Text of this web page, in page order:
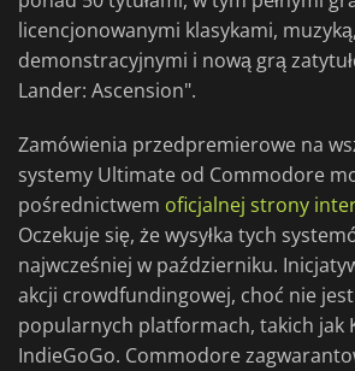
licencjonowanymi klasykami,
demonstracyjnymi i nową grą
Lander: Ascension".
Zamówienia przedpremierowe na
systemy Ultimate od Commodore
pośrednictwem oficjalnej strony
Oczekuje się, że wysyłka tych
najwcześniej w październiku.
akcji crowdfundingowej, choć nie
popularnych platformach, takich jak
IndieGoGo. Commodore